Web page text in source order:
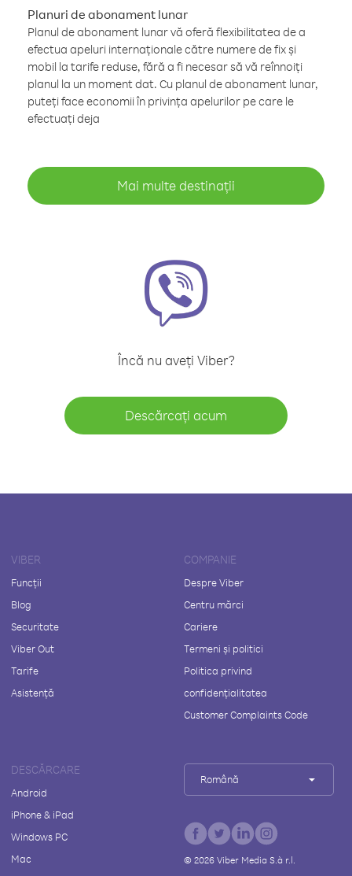
Planuri de abonament lunar
Planul de abonament lunar vă oferă flexibilitatea de a
efectua apeluri internaționale către numere de fix și
mobil la tarife reduse, fără a fi necesar să vă reînnoiți
planul la un moment dat. Cu planul de abonament lunar,
puteți face economii în privința apelurilor pe care le
efectuați deja
Mai multe destinații
Încă nu aveți Viber?
Descărcați acum
VIBER
Funcții
Blog
Securitate
Viber Out
Tarife
Asistență
COMPANIE
Despre Viber
Centru mărci
Cariere
Termeni și politici
Politica privind
confidențialitatea
Customer Complaints Code
DESCĂRCARE
Android
iPhone & iPad
Windows PC
Mac
Română
© 2026Viber Media S.à r.l.